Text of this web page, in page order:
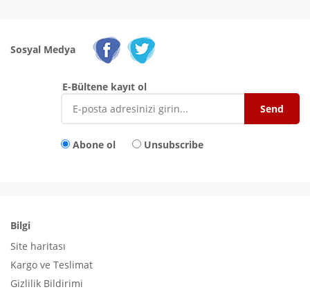
Sosyal Medya
E-Bültene kayıt ol
Abone ol Unsubscribe
Bilgi
Site haritası
Kargo ve Teslimat
Gizlilik Bildirimi